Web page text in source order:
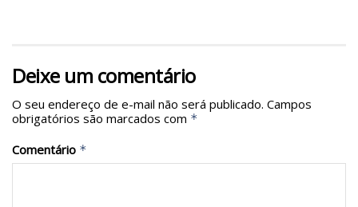
Deixe um comentário
O seu endereço de e-mail não será publicado. Campos
obrigatórios são marcados com *
Comentário *